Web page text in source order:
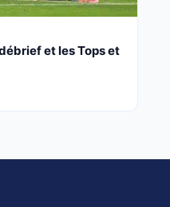
et les Tops et